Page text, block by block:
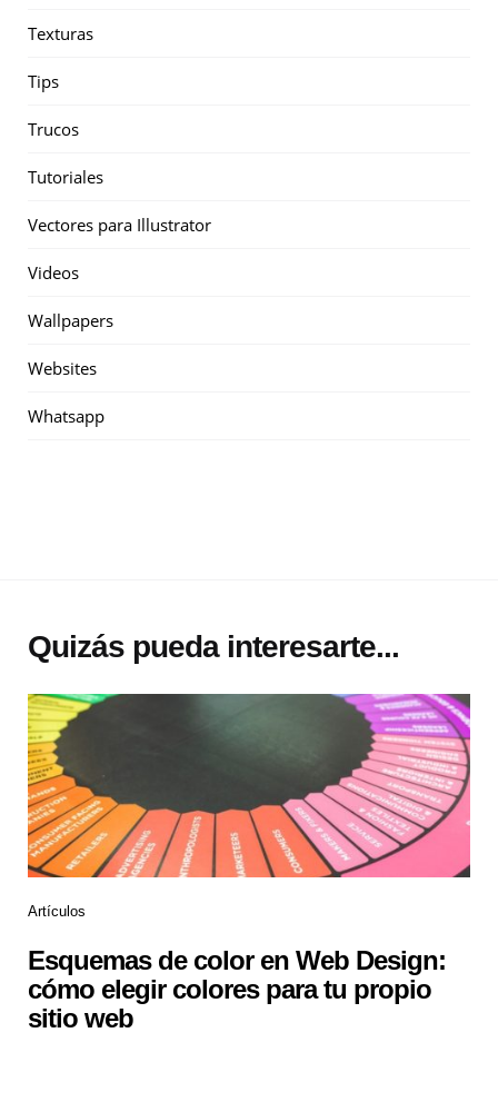
Texturas
Tips
Trucos
Tutoriales
Vectores para Illustrator
Videos
Wallpapers
Websites
Whatsapp
Quizás pueda interesarte...
Artículos
Esquemas de color en Web Design:
cómo elegir colores para tu propio
sitio web